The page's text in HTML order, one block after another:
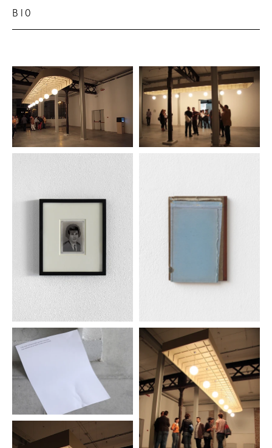
BIO
Galleria Lucie Fontaine, Milano;Hidden geometry,
Placentia Arte, Piacenza. 2007: ZUDTQCSS, Spazio
FVG, Villa Manin, Udine;
Mauro Vignando, Room arte
contemporanea, Milano.
Selezione recenti mostre collettive. 2009: _As you
enter the exhibition you consider this a group show
by an artist you don’t know by the name of Mr
Brown space, Milano. 2008:
Gal_leria Riccardo Crespi, Milano. 2007:
, Room arte contemporanea, Milano.